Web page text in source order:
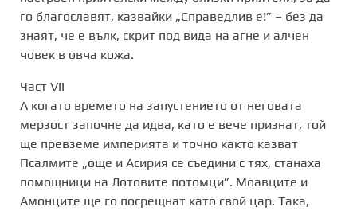
го благославят, казвайки „Справедлив е!” – без да
знаят, че е вълк, скрит под вида на агне и алчен
човек в овча кожа.
Част VII
А когато времето на запустението от неговата
мерзост започне да идва, като е вече признат, той
ще превземе империята и точно както казват
Псалмите „още и Асирия се съедини с тях, станаха
помощници на Лотовите потомци”. Моавците и
Амонците ще го посрещнат като свой цар. Така,